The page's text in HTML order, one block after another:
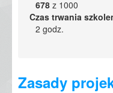
678 z 1000
Czas trwania
2 godz.
Zasady